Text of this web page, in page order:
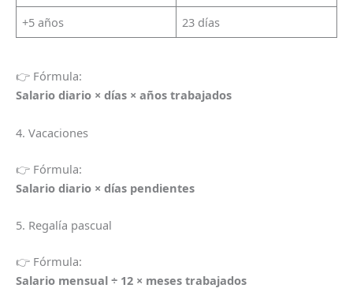
+5 años
23 días
👉 Fórmula:
Salario diario × días × años trabajados
4. Vacaciones
👉 Fórmula:
Salario diario × días pendientes
5. Regalía pascual
👉 Fórmula:
Salario mensual ÷ 12 × meses trabajados